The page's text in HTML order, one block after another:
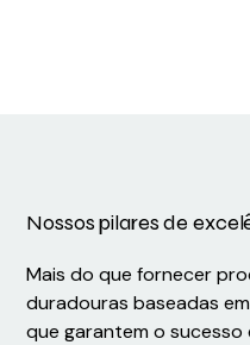
Nossos pilares de
Mais do que fornecer
duradouras baseadas
que garantem o